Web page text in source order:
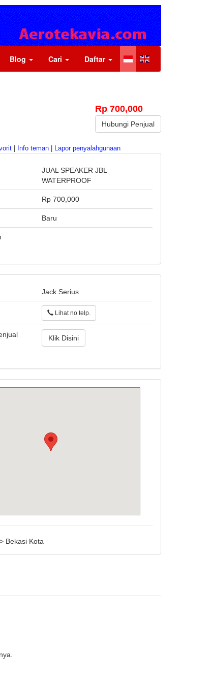
Blog Cari Daftar
Rp 700,000
Hubungi Penjual
Info teman Lapor penyalahgunaan
JUAL SPEAKER JBL
WATERPROOF
Rp 700,000
Baru
Jack Serius
Lihat no telp.
Klik Disini
Bekasi Kota